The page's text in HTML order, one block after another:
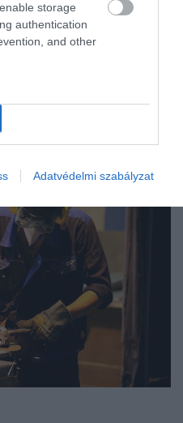
storage
authentication
and other
Adatvédelmi szabályzat